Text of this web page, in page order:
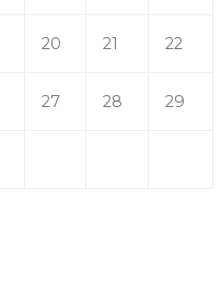
20 21 22
27 28 29